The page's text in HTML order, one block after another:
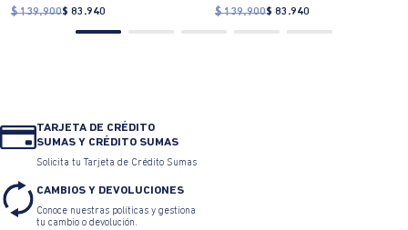
$ 139.900$ 83.940
$ 139.900$ 83.940
TARJETA DE CRÉDITO
SUMAS Y CRÉDITO SUMAS
Solicita tu Tarjeta de Crédito Sumas
CAMBIOS Y DEVOLUCIONES
Conoce nuestras políticas y gestiona
tu cambio o devolución.